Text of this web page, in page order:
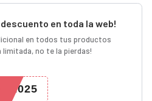
descuento en toda la web!
en todos tus productos
no te la pierdas!
2025